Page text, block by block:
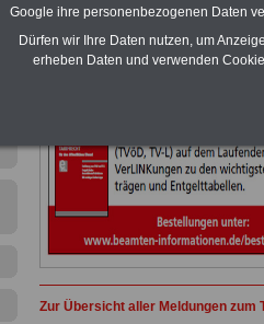
Neu aufgelegt: Oktober
Zur Übersicht aller Meldungen zum
Google ihre personenbezogenen Daten
Dürfen wir Ihre Daten nutzen, um
erheben Daten und verwenden